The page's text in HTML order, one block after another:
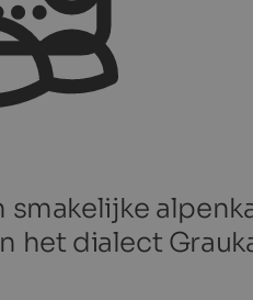
dialect